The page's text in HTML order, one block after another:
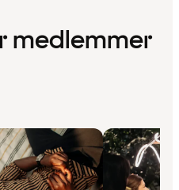
medlemmer